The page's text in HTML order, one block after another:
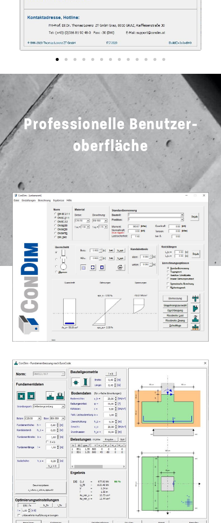
Professionelle Benutzer­
oberfläche